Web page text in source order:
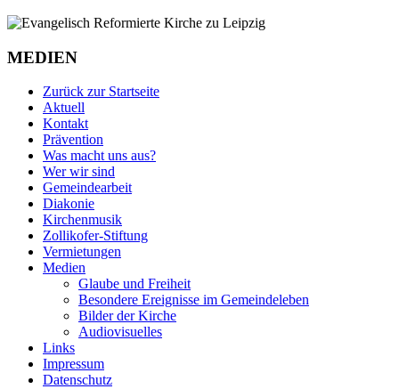
MEDIEN
Zurück zur Startseite
Aktuell
Kontakt
Prävention
Was macht uns aus?
Wer wir sind
Gemeindearbeit
Diakonie
Kirchenmusik
Zollikofer-Stiftung
Vermietungen
Medien
Glaube und Freiheit
Besondere Ereignisse im Gemeindeleben
Bilder der Kirche
Audiovisuelles
Links
Impressum
Datenschutz